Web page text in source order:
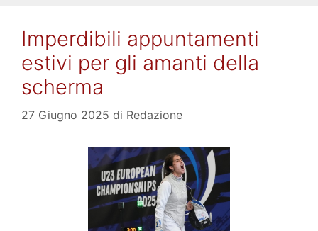
Imperdibili appuntamenti
estivi per gli amanti della
scherma
27 Giugno 2025 di Redazione